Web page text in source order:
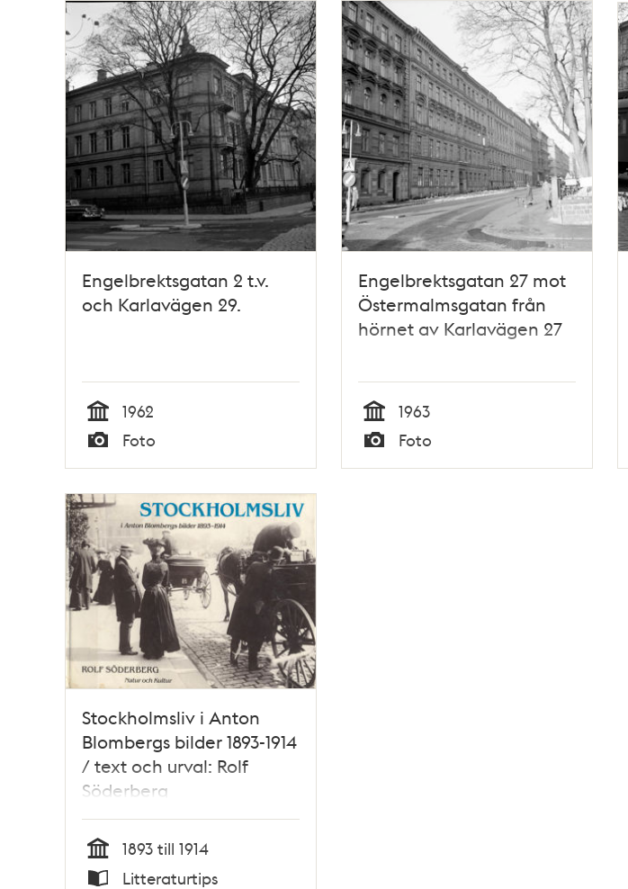
Engelbrektsgatan 2 t.v.
och Karlavägen 29.
Tid
1962
Typ
Foto
Engelbrektsgatan 27 mot
Östermalmsgatan från
hörnet av Karlavägen 27
Tid
1963
Typ
Foto
Stockholmsliv i Anton
Blombergs bilder 1893-1914
/ text och urval: Rolf
Söderberg
Tid
1893 till 1914
Litteraturtips